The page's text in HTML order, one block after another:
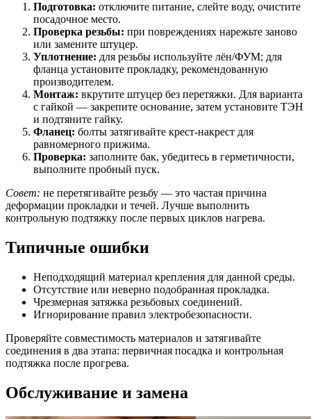
Подготовка: отключите питание, слейте воду, очистите
посадочное место.
Проверка резьбы: при повреждениях нарежьте заново
или замените штуцер.
Уплотнение: для резьбы используйте лён/ФУМ; для
фланца установите прокладку, рекомендованную
производителем.
Монтаж: вкрутите штуцер без перетяжки. Для варианта
с гайкой — закрепите основание, затем установите ТЭН
и подтяните гайку.
Фланец: болты затягивайте крест-накрест для
равномерного прижима.
Проверка: заполните бак, убедитесь в герметичности,
выполните пробный пуск.
Совет: не перетягивайте резьбу — это частая причина
деформации прокладки и течей. Лучше выполнить
контрольную подтяжку после первых циклов нагрева.
Типичные ошибки
Неподходящий материал крепления для данной среды.
Отсутствие или неверно подобранная прокладка.
Чрезмерная затяжка резьбовых соединений.
Игнорирование правил электробезопасности.
Проверяйте совместимость материалов и затягивайте
соединения в два этапа: первичная посадка и контрольная
подтяжка после прогрева.
Обслуживание и замена